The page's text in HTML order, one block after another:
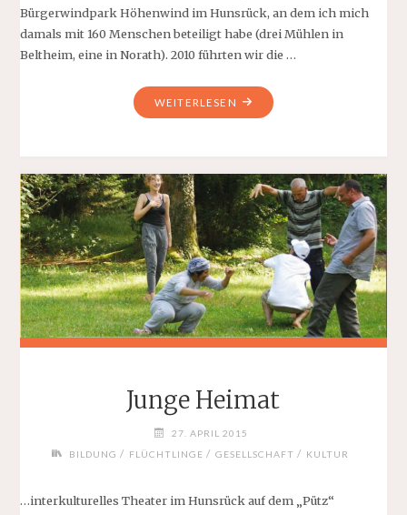
Bürgerwindpark Höhenwind im Hunsrück, an dem ich mich
damals mit 160 Menschen beteiligt habe (drei Mühlen in
Beltheim, eine in Norath). 2010 führten wir die …
WEITERLESEN "HÖHENWIND
EXPANDIERT"
Junge Heimat
27. APRIL 2015
BILDUNG / FLÜCHTLINGE / GESELLSCHAFT / KULTUR
…interkulturelles Theater im Hunsrück auf dem „Pütz“